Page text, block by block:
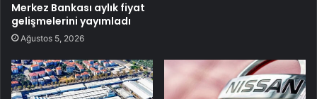
Merkez Bankası aylık fiyat
gelişmelerini yayımladı
Ağustos 5, 2026